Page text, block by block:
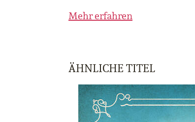
Mehr erfahren
ÄHNLICHE TITEL